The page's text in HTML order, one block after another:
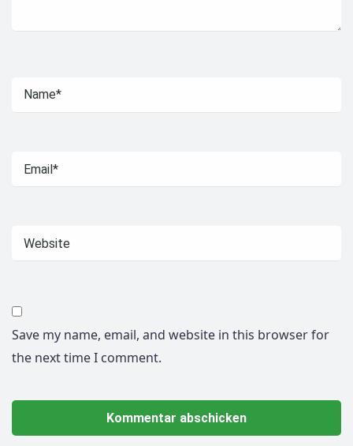
Save my name, email, and website in this browser for
the next time I comment.